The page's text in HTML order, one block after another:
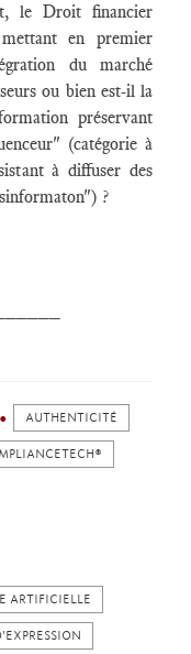
le Droit financier
en premier
du marché
ou bien est-il la
préservant
(catégorie à
à diffuser des
?
AUTHENTICITÉ
ARTIFICIELLE